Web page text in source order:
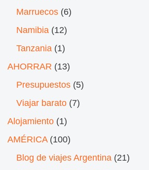
Marruecos (6)
Namibia (12)
Tanzania (1)
AHORRAR (13)
Presupuestos (5)
Viajar barato (7)
Alojamiento (1)
AMÉRICA(100)
Blog de viajes Argentina (21)